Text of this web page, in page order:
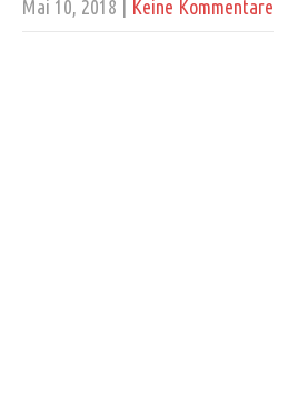
Mai 10, 2018 Keine Kommentare